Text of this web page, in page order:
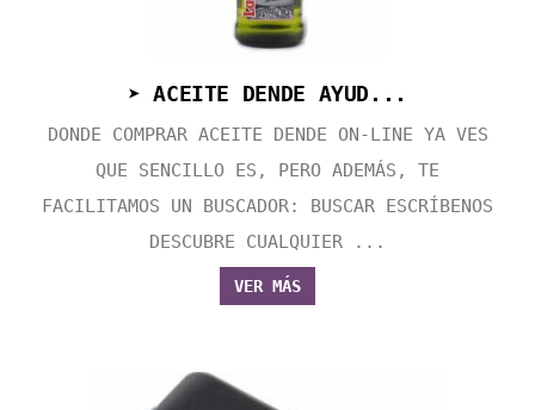
➤ ACEITE DENDE AYUD...
DONDE COMPRAR ACEITE DENDE ON-LINE YA VES
QUE SENCILLO ES, PERO ADEMÁS, TE
FACILITAMOS UN BUSCADOR: BUSCAR ESCRÍBENOS
DESCUBRE CUALQUIER ...
VER MÁS